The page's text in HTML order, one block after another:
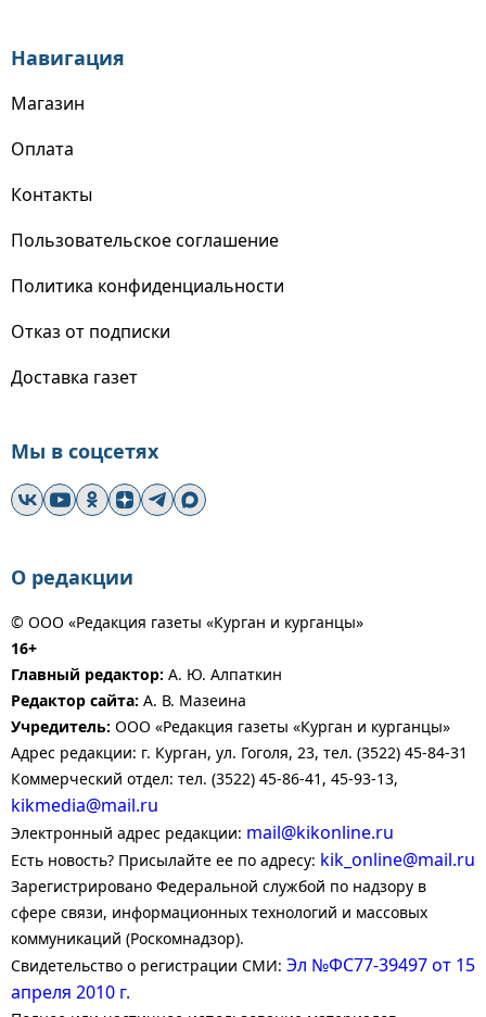
Навигация
Магазин
Оплата
Контакты
Пользовательское соглашение
Политика конфиденциальности
Отказ от подписки
Доставка газет
Мы в соцсетях
О редакции
© ООО «Редакция газеты «Курган и курганцы»
16+
Главный редактор: А. Ю. Алпаткин
Редактор сайта: А. В. Мазеина
Учредитель: ООО «Редакция газеты «Курган и курганцы»
Адрес редакции: г. Курган, ул. Гоголя, 23, тел. (3522) 45-84-31
Коммерческий отдел: тел. (3522) 45-86-41, 45-93-13,
kikmedia@mail.ru
Электронный адрес редакции: mail@kikonline.ru
Есть новость? Присылайте ее по адресу: kik_online@mail.ru
Зарегистрировано Федеральной службой по надзору в
сфере связи, информационных технологий и массовых
коммуникаций (Роскомнадзор).
Свидетельство о регистрации СМИ: Эл №ФС77-39497 от 15
апреля 2010 г.